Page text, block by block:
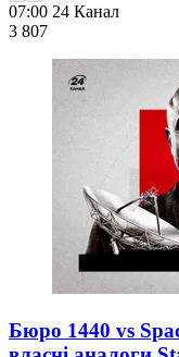
07:00 24 Канал
3 807
Бюро 1440 vs